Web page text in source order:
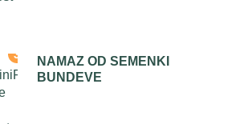
3
NAMAZ OD SEMENKI
BUNDEVE